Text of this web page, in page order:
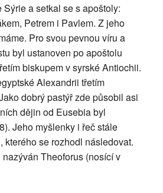
a setkal se s apoštoly:
Petrem i Pavlem. Z jeho
Pro svou pevnou víru a
byl ustanoven po apoštolu
biskupem v syrské Antiochii.
Alexandrii třetím
dobrý pastýř zde působil asi
dějin od Eusebia byl
Jeho myšlenky i řeč stále
kterého se rozhodl následovat.
Theoforus (nosící v